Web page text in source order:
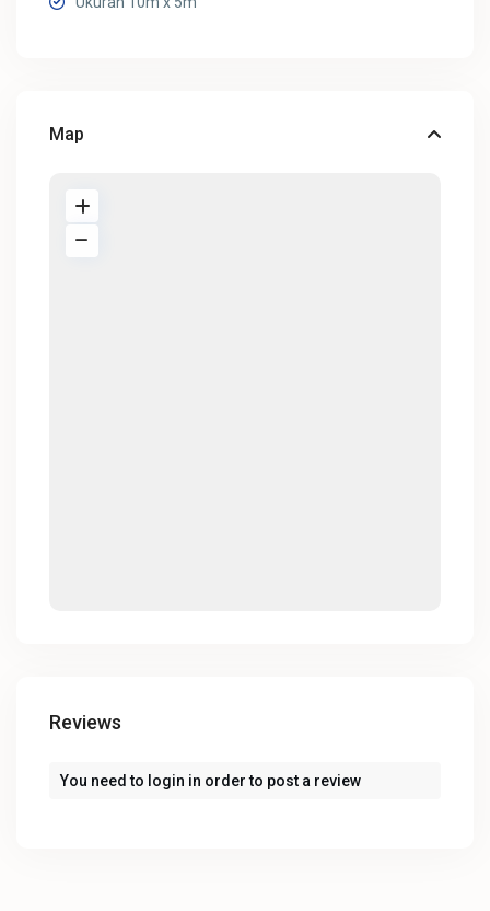
Map
Reviews
You need to login in order to post a review